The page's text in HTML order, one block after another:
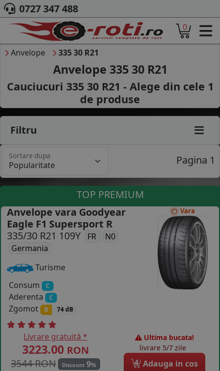
ACASA
DESPRE NOI
ANVELOPE
AUTO
CAMION
MOTO
AGROINDUSTRIALE
MARCA AUTO
B2B - COLABORARE COMPANII
CONTACT
COS (0 PRODUSE
0727 347 488
0
Anvelope 335 30 R21
Anvelope 335 30 R21
Cauciucuri 335 30 R21 - Alege din cele 1
de produse
Filtru
Sortare dupa Pagina 1
TOP PREMIUM
Vara
Anvelope vara Goodyear
Eagle F1 Supersport R
335/30 R21 109Y
FR
N0
Germania
Turisme
Consum
C
Aderenta C
Zgomot B 74 dB
Livrare gratuită *
3223.00 RON
3544 RON
Discount 9%
Ultima bucata!
livrare 5/7 zile
4 Adauga in cos